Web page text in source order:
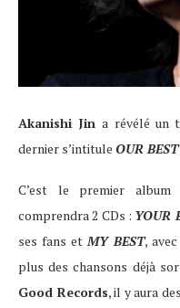
Akanishi Jina révélé un
dernier s’intitule OUR BEST
C’est le premier
comprendra 2 CDs : YOUR
ses fans etMY BEST,
plus des chansons déjà
Good Records, il y aura